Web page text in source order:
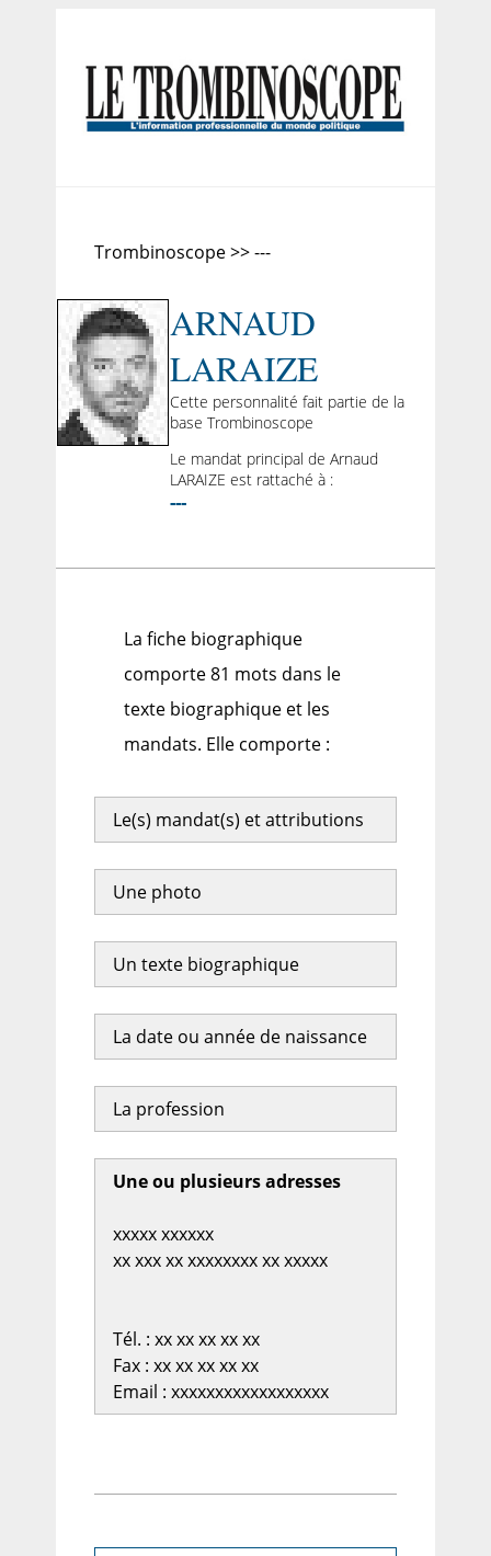
Trombinoscope >> ---
ARNAUD
LARAIZE
Cette personnalité fait partie de la
base Trombinoscope
Le mandat principal de Arnaud
LARAIZE est rattaché à :
---
La fiche biographique
comporte 81 mots dans le
texte biographique et les
mandats. Elle comporte :
Le(s) mandat(s) et attributions
Une photo
Un texte biographique
La date ou année de naissance
La profession
Une ou plusieurs adresses
xxxxx xxxxxx
xx xxx xx xxxxxxxx xx xxxxx
Tél. : xx xx xx xx xx
Fax : xx xx xx xx xx
Email : xxxxxxxxxxxxxxxxxx